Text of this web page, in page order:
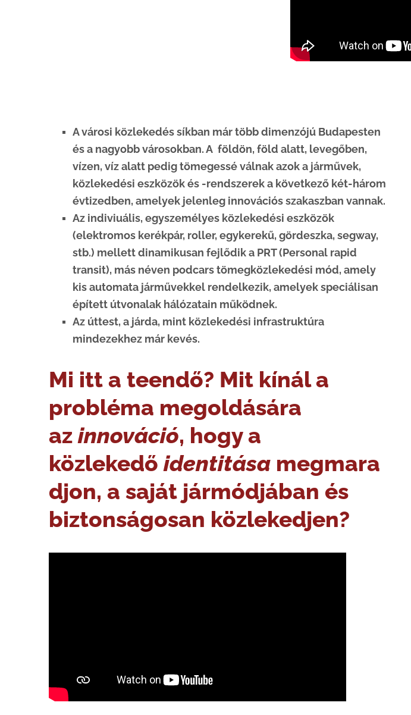
A városi közlekedés síkban már több dimenzójú Budapesten
és a nagyobb városokban. A földön, föld alatt, levegőben,
vízen, víz alatt pedig tömegessé válnak azok a járművek,
közlekedési eszközök és -rendszerek a következő két-három
évtizedben, amelyek jelenleg innovációs szakaszban vannak.
Az indiviuális, egyszemélyes közlekedési eszközök
(elektromos kerékpár, roller, egykerekű, gördeszka, segway,
stb.) mellett dinamikusan fejlődik a PRT (Personal rapid
transit), más néven podcars tömegközlekedési mód, amely
kis automata járművekkel rendelkezik, amelyek speciálisan
épített útvonalak hálózatain működnek.
Az úttest, a járda, mint közlekedési infrastruktúra
mindezekhez már kevés.
Mi itt a teendő? Mit kínál a
probléma megoldására
azinnováció, hogy a
közlekedőidentitása megmara
djon, a saját jármódjában és
biztonságosan közlekedjen?